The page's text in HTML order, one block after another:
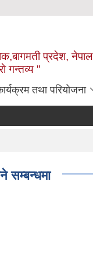
प्रदेश, नेपाल
गन्तव्य "
तथा परियोजना
सम्बन्धमा